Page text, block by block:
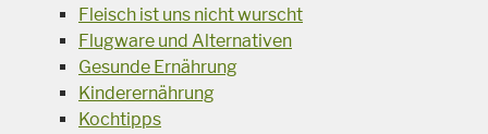
Fleisch ist uns nicht wurscht
Flugware und Alternativen
Gesunde Ernährung
Kinderernährung
Kochtipps